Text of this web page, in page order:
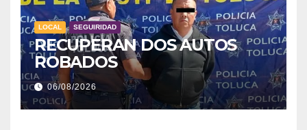
LOCAL SEGUIRIDAD
RECUPERAN DOS AUTOS
ROBADOS
06/08/2026